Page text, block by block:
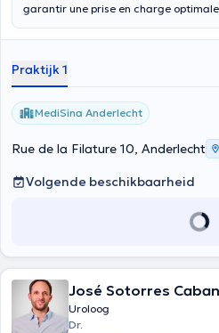
garantir une prise en charge
Praktijk 1
MediSina Anderlecht
Rue de la Filature 10, Anderlecht
Volgende beschikbaarheid
José Sotorres
Uroloog
Dr.